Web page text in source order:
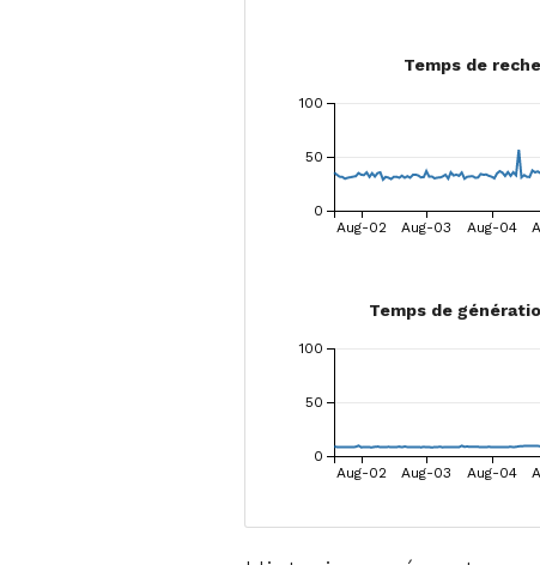
Temps de
Aug-02 Aug-03 Aug-04
0
50
100
Temps de
Aug-02 Aug-03 Aug-04
0
50
100